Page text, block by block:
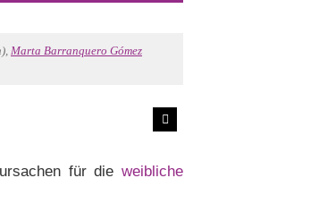
Marta Barranquero Gómez
für die weibliche